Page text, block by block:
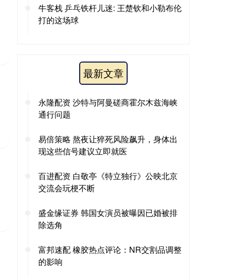
牛客栈 乒乓铁杆儿迷: 王楚钦和小勒布伦
打的这场球
最新文章
永隆配资 沙特与阿曼磋商霍尔木兹海峡
通行问题
易倍策略 熬夜让猝死风险飙升，身体出
现这些信号建议立即就医
百进配资 白敬亭《特立独行》公映北京
交流会玩梗不断
盛金缘证券 韩国女演员被曝因已婚被排
除选角
富邦速配 橡胶热点评论：NR交割品调整
的影响